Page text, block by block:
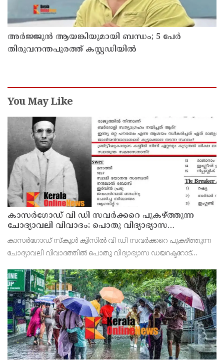
അർജ്ജുൻ ആയങ്കിയുമായി ബന്ധം; 5 പേർ
തിരുവനന്തപുരത്ത് കസ്റ്റഡിയിൽ
You May Like
കാസർഗോഡ് വി ഡി സവർക്കറെ പുകഴ്ത്തുന്ന
ചോദ്യാവലി വിവാദം: പൊതു വിദ്യാഭ്യാസ
ഡയറക്ടറോട് റിപ്പോർട്ട് തേടി വിദ്യാഭ്യാസ മന്ത്രി
കാസർഗോഡ് സ്‌കൂൾ ക്വിസിൽ വി ഡി സവർക്കറെ പുകഴ്ത്തുന്ന
ചോദ്യാവലി വിവാദത്തിൽ പൊതു വിദ്യാഭ്യാസ ഡയറക്ടറോട്
വിവാദത്തിൽ കാസർകോട് ജില്ലാ വിദ്യാഭ്യാസ ഉപ